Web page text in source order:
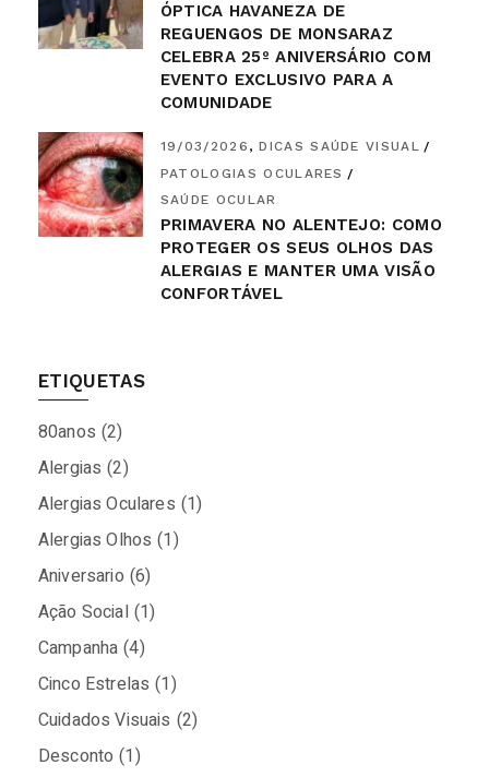
ÓPTICA HAVANEZA DE
REGUENGOS DE MONSARAZ
CELEBRA 25º ANIVERSÁRIO COM
EVENTO EXCLUSIVO PARA A
COMUNIDADE
19/03/2026
DICAS SAÚDE VISUAL
PATOLOGIAS OCULARES
SAÚDE OCULAR
PRIMAVERA NO ALENTEJO: COMO
PROTEGER OS SEUS OLHOS DAS
ALERGIAS E MANTER UMA VISÃO
CONFORTÁVEL
ETIQUETAS
80anos (2)
Alergias (2)
Alergias Oculares (1)
Alergias Olhos (1)
Aniversario (6)
Ação Social (1)
Campanha (4)
Cinco Estrelas (1)
Cuidados Visuais (2)
Desconto (1)